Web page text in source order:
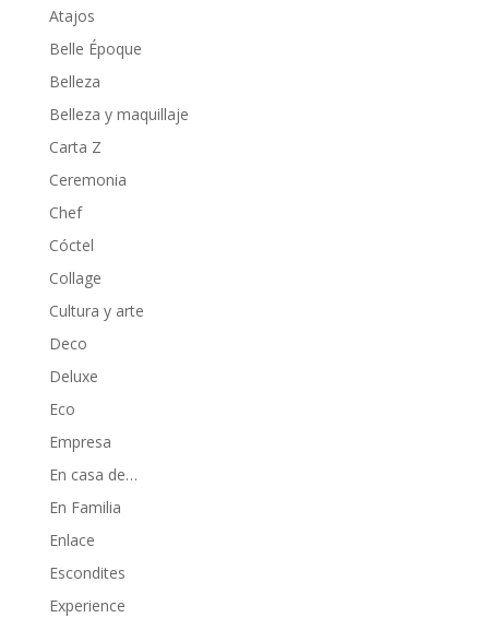
Atajos
Belle Époque
Belleza
Belleza y maquillaje
Carta Z
Ceremonia
Chef
Cóctel
Collage
Cultura y arte
Deco
Deluxe
Eco
Empresa
En casa de…
En Familia
Enlace
Escondites
Experience